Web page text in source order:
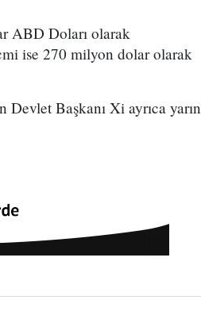
ABD Doları olarak
ise 270 milyon dolar olarak
Başkanı Xi ayrıca yarın